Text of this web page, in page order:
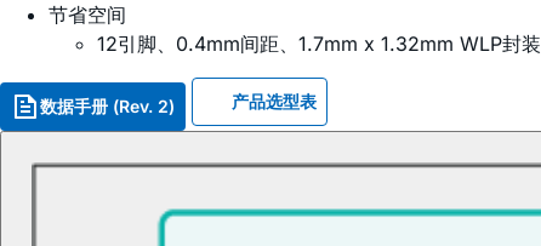
节省空间
12引脚、0.4mm间距、1.7mm x 1.32mm WLP封装
数据手册 (Rev. 2) 产品选型表